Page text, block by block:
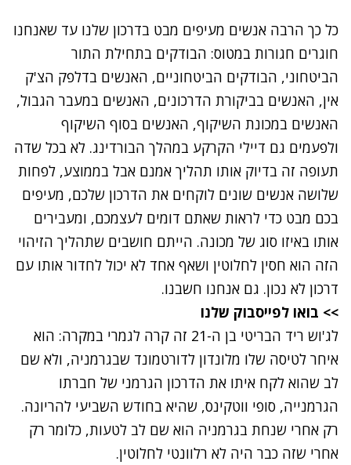
כל כך הרבה אנשים מעיפים מבט בדרכון שלנו עד שאנחנו
חוגרים חגורות במטוס: הבודקים בתחילת התור
הביטחוני, הבודקים הביטחוניים, האנשים בדלפק הצ'ק
אין, האנשים בביקורת הדרכונים, האנשים במעבר הגבול,
האנשים במכונת השיקוף, האנשים בסוף השיקוף
ולפעמים גם דיילי הקרקע במהלך הבורדינג. לא בכל שדה
תעופה זה בדיוק אותו תהליך אמנם אבל בממוצע, לפחות
שלושה אנשים שונים לוקחים את הדרכון שלכם, מעיפים
בכם מבט כדי לראות שאתם דומים לעצמכם, ומעבירים
אותו באיזו סוג של מכונה. הייתם חושבים שתהליך הזיהוי
הזה הוא חסין לחלוטין ושאף אחד לא יכול לחדור אותו עם
דרכון לא נכון. גם אנחנו חשבנו.
>> בואו לפייסבוק שלנו
לג'וש ריד הבריטי בן ה-21 זה קרה לגמרי במקרה: הוא
איחר לטיסה שלו מלונדון לדורטמונד שבגרמניה, ולא שם
לב שהוא לקח איתו את הדרכון הגרמני של חברתו
הגרמנייה, סופי ווטקינס, שהיא בחודש השביעי להריונה.
רק אחרי שנחת בגרמניה הוא שם לב לטעות, כלומר רק
אחרי שזה כבר היה לא רלוונטי לחלוטין.